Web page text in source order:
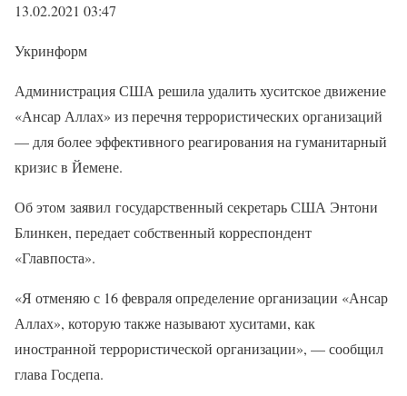
13.02.2021 03:47
Укринформ
Администрация США решила удалить хуситское движение
«Ансар Аллах» из перечня террористических организаций
— для более эффективного реагирования на гуманитарный
кризис в Йемене.
Об этом заявил государственный секретарь США Энтони
Блинкен, передает собственный корреспондент
«Главпоста».
«Я отменяю с 16 февраля определение организации «Ансар
Аллах», которую также называют хуситами, как
иностранной террористической организации», — сообщил
глава Госдепа.